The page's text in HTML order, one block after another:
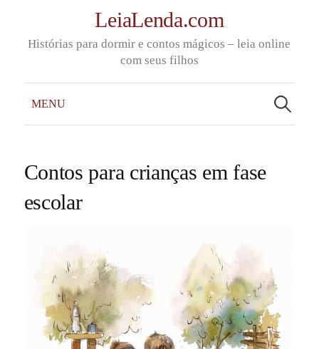
content
LeiaLenda.com
Histórias para dormir e contos mágicos – leia online
com seus filhos
MENU
por:
Contos para crianças em fase
escolar